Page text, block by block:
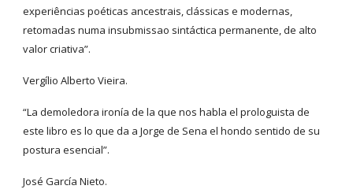
experiências poéticas ancestrais, clássicas e modernas,
retomadas numa insubmissao sintáctica permanente, de alto
valor criativa”.
Vergílio Alberto Vieira.
“La demoledora ironía de la que nos habla el prologuista de
este libro es lo que da a Jorge de Sena el hondo sentido de su
postura esencial”.
José García Nieto.